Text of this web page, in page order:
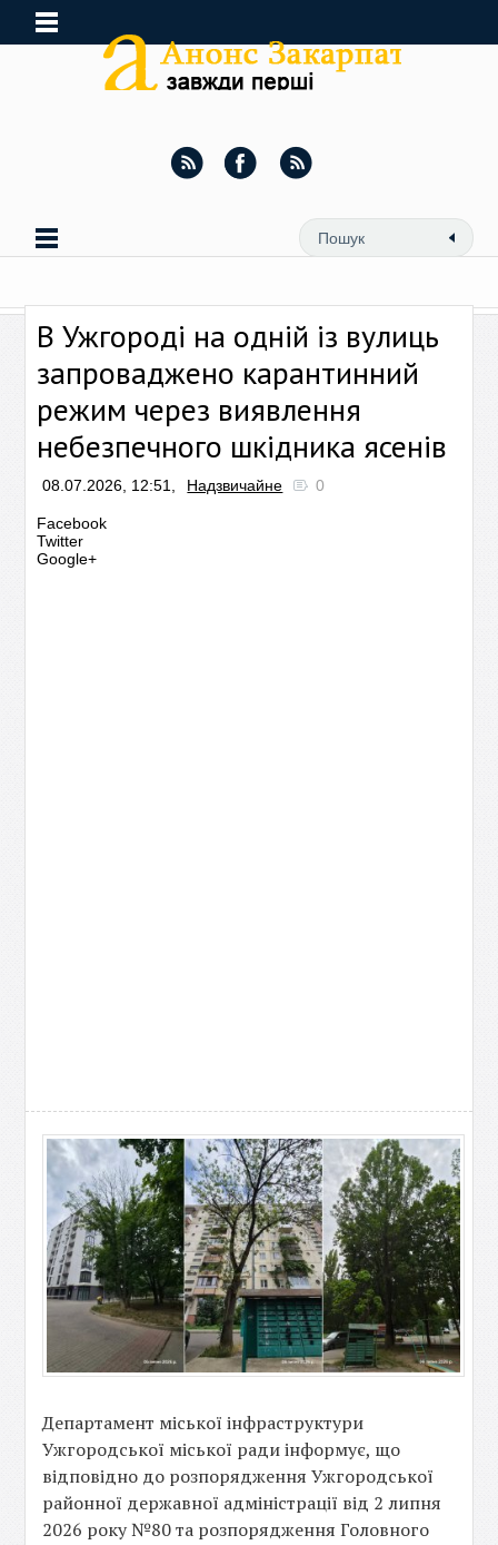
В Ужгороді на одній із вулиць
запроваджено карантинний
режим через виявлення
небезпечного шкідника ясенів
08.07.2026, 12:51, Надзвичайне 0
Facebook
Twitter
Google+
Департамент міської інфраструктури
Ужгородської міської ради інформує, що
відповідно до розпорядження Ужгородської
районної державної адміністрації від 2 липня
2026 року №80 та розпорядження Головного